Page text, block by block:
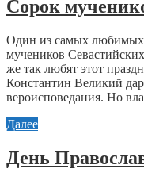
Сорок
Один из самых любимых
мучеников
же так любят этот
Константин Великий
вероисповедания. Но
Далее
День